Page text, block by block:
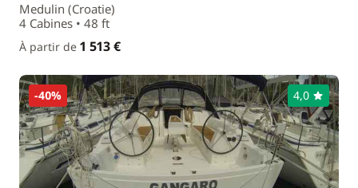
Medulin (Croatie)
4 Cabines • 48 ft
À partir de 1 513 €
-40% 4,0